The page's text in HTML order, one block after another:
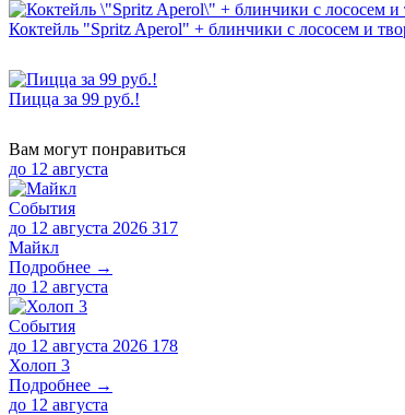
Коктейль "Spritz Aperol" + блинчики с лососем и
Пицца за 99 руб.!
Вам могут понравиться
до 12 августа
События
до 12 августа 2026 317
Майкл
Подробнее →
до 12 августа
События
до 12 августа 2026 178
Холоп 3
Подробнее →
до 12 августа